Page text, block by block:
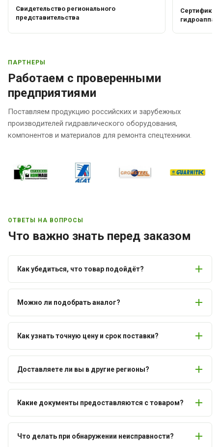
Свидетельство регионального
представительства
Сертификат
ПАРТНЕРЫ
Работаем с проверенными
предприятиями
Поставляем продукцию российских и зарубежных
производителей гидравлического оборудования,
компонентов и материалов для ремонта спецтехники.
ОТВЕТЫ НА ВОПРОСЫ
Что важно знать перед заказом
Как убедиться, что товар подойдёт?
Можно ли подобрать аналог?
Как узнать точную цену и срок поставки?
Доставляете ли вы в другие регионы?
Какие документы предоставляются с товаром?
Что делать при обнаружении неисправности?